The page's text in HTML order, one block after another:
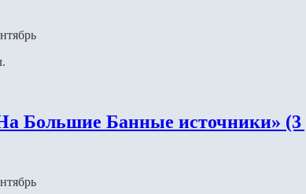
Большие Банные источники» (3